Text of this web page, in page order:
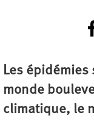
Les
monde
climatique, le